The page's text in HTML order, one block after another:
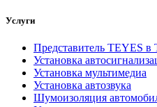
Услуги
Представитель TEYES в
Установка
Установка мультимедиа
Установка автозвука
Шумоизоляция